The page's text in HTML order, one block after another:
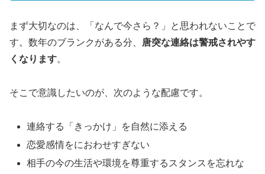
まず大切なのは、「なんで今さら？」と思われないことで
す。数年のブランクがある分、
唐突な連絡は警戒されやす
くなります。
そこで意識したいのが、次のような配慮です。
連絡する「きっかけ」を自然に添える
恋愛感情をにおわせすぎない
相手の今の生活や環境を尊重するスタンスを忘れな